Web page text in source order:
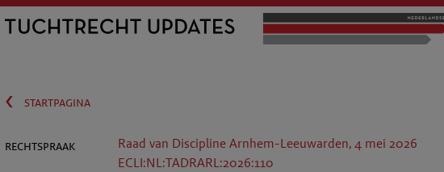
‹ startpagina
rechtspraak
Raad van Discipline Arnhem-Leeuwarden, 4 mei 2026
ECLI:NL:TADRARL:2026:110